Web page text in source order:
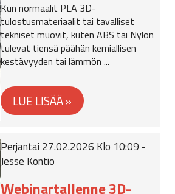
Kun normaalit PLA 3D-
tulostusmateriaalit tai tavalliset
tekniset muovit, kuten ABS tai Nylon
tulevat tiensä päähän kemiallisen
kestävyyden tai lämmön ...
Perjantai 27.02.2026 Klo 10:09 -
Jesse Kontio
Webinartallenne 3D-